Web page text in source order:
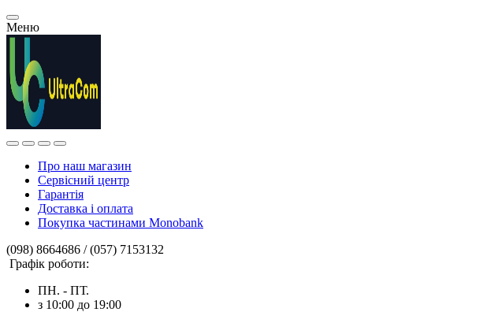
Меню
Про наш магазин
Сервісний центр
Гарантія
Доставка і оплата
Покупка частинами Monobank
(098) 8664686 / (057) 7153132
Графік роботи:
ПН. - ПТ.
з 10:00 до 19:00